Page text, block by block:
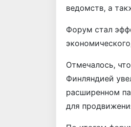
ведомств, а
Форум стал
Отмечалось,
Финляндией
расширенном
для